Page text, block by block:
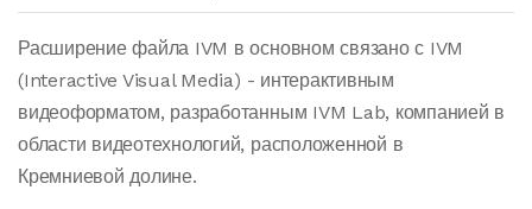
Расширение файла IVM в основном связано с IVM
(Interactive Visual Media) - интерактивным
видеоформатом, разработанным IVM Lab, компанией в
области видеотехнологий, расположенной в
Кремниевой долине.